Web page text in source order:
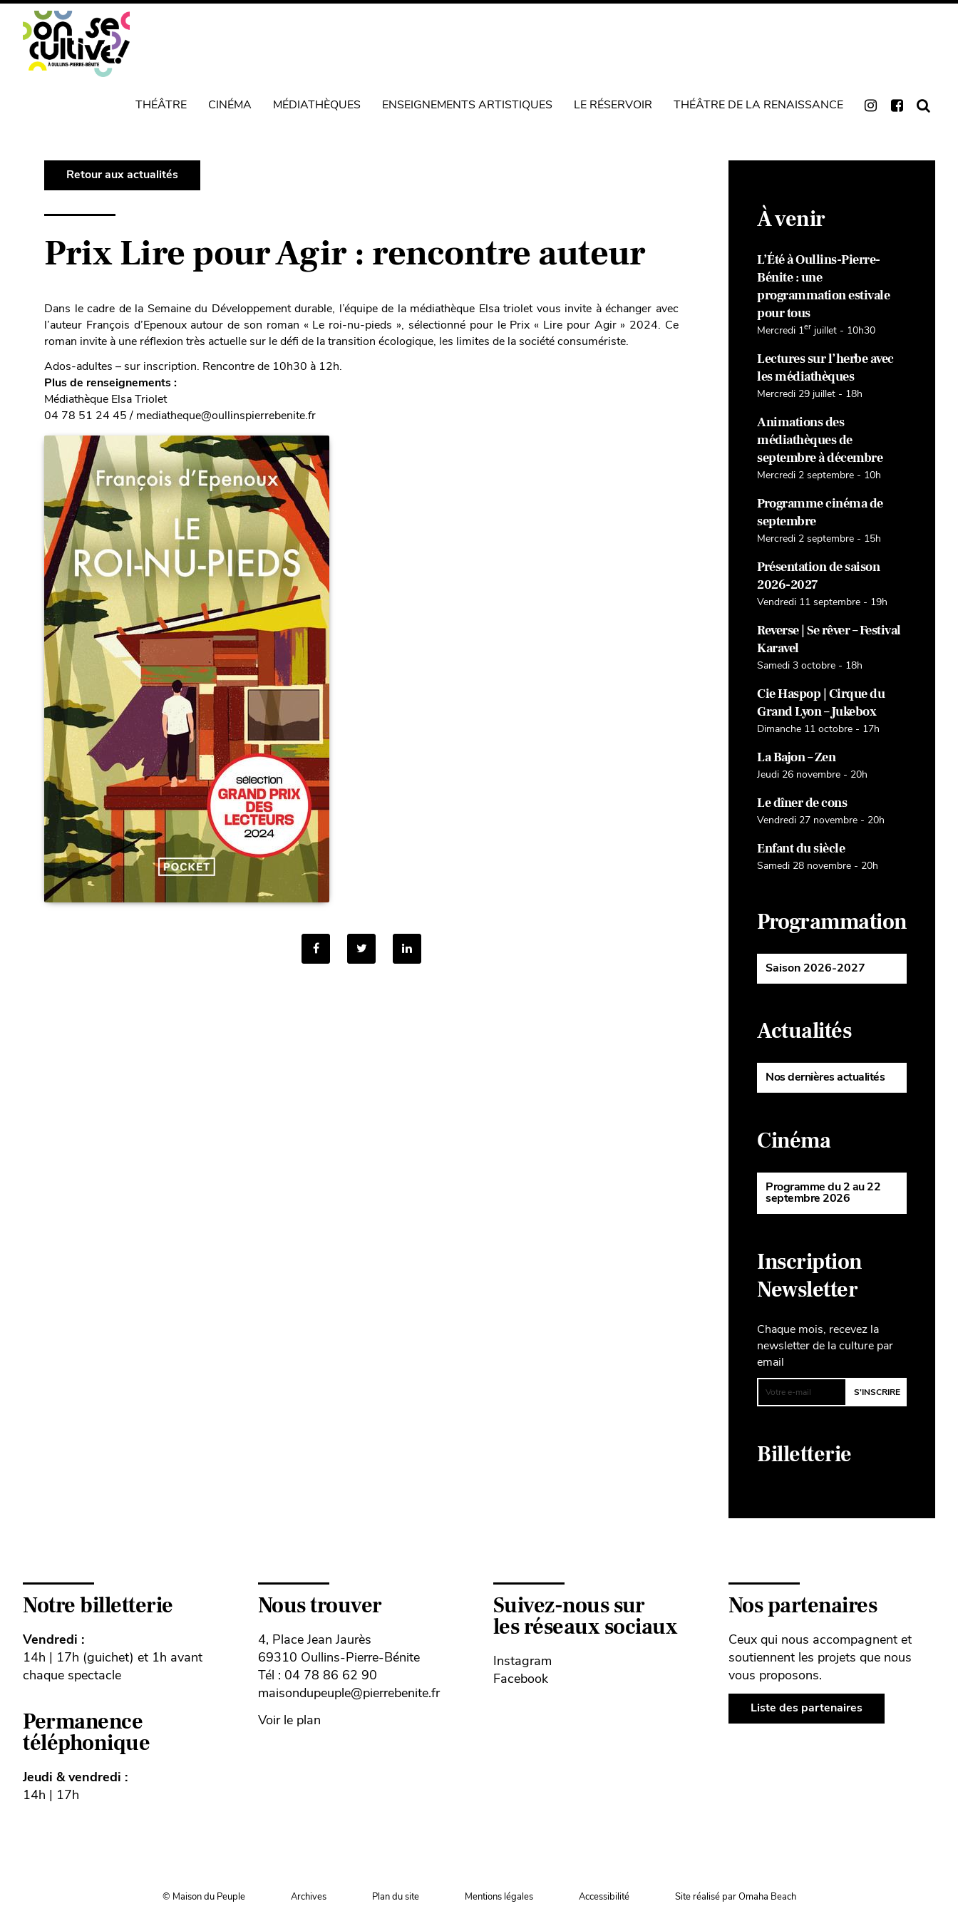
THÉÂTRE CINÉMA MÉDIATHÈQUES ENSEIGNEMENTS ARTISTIQUES LE RÉSERVOIR THÉÂTRE DE LA RENAISSANCE
Retour aux actualités
Prix Lire pour Agir : rencontre auteur
Dans le cadre de la Semaine du Développement durable, l’équipe de la médiathèque Elsa triolet vous invite à échanger avec
l’auteur François d’Epenoux autour de son roman « Le roi-nu-pieds », sélectionné pour le Prix « Lire pour Agir » 2024. Ce
roman invite à une réflexion très actuelle sur le défi de la transition écologique, les limites de la société consumériste.
Ados-adultes – sur inscription. Rencontre de 10h30 à 12h.
Plus de renseignements :
Médiathèque Elsa Triolet
04 78 51 24 45 / mediatheque@oullinspierrebenite.fr
À venir
L’Été à Oullins-Pierre-
Bénite : une
programmation estivale
pour tous
Mercredi 1er juillet - 10h30
Lectures sur l’herbe avec
les médiathèques
Mercredi 29 juillet - 18h
Animations des
médiathèques de
septembre à décembre
Mercredi 2 septembre - 10h
Programme cinéma de
septembre
Mercredi 2 septembre - 15h
Présentation de saison
2026-2027
Vendredi 11 septembre - 19h
Reverse | Se rêver – Festival
Karavel
Samedi 3 octobre - 18h
Cie Haspop | Cirque du
Grand Lyon – Jukebox
Dimanche 11 octobre - 17h
La Bajon – Zen
Jeudi 26 novembre - 20h
Le dîner de cons
Vendredi 27 novembre - 20h
Enfant du siècle
Samedi 28 novembre - 20h
Programmation
Saison 2026-2027
Actualités
Nos dernières actualités
Cinéma
Programme du 2 au 22
septembre 2026
Inscription
Newsletter
Chaque mois, recevez la
newsletter de la culture par
email
Billetterie
Notre billetterie
Vendredi :
14h | 17h (guichet) et 1h avant
chaque spectacle
Permanence
téléphonique
Jeudi & vendredi :
14h | 17h
Nous trouver
4, Place Jean Jaurès
69310 Oullins-Pierre-Bénite
Tél : 04 78 86 62 90
maisondupeuple@pierrebenite.fr
Voir le plan
Suivez-nous sur
les réseaux sociaux
Instagram
Facebook
Nos partenaires
Ceux qui nous accompagnent et
soutiennent les projets que nous
vous proposons.
Liste des partenaires
© Maison du Peuple Archives Plan du site Mentions légales Accessibilité Site réalisé par Omaha Beach